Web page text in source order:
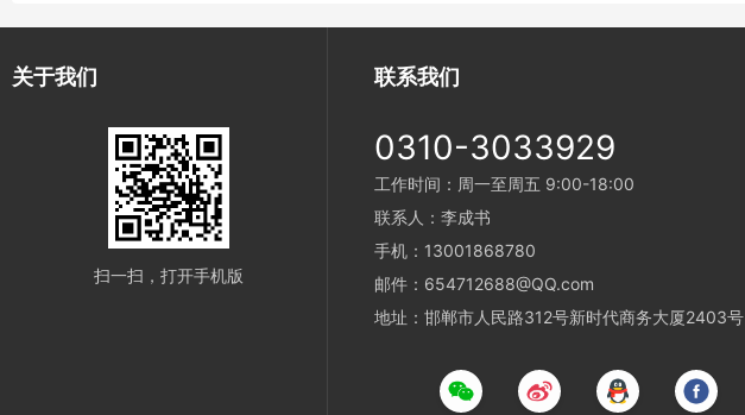
关于我们
扫一扫，打开手机版
联系我们
0310-3033929
工作时间：周一至周五 9:00-18:00
联系人：李成书
手机：13001868780
邮件：654712688@QQ.com
地址：邯郸市人民路312号新时代商务大厦2403号